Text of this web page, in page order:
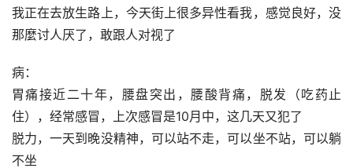
我正在去放生路上，今天街上很多异性看我，感觉良好，没
那麼讨人厌了，敢跟人对视了
病：
胃痛接近二十年，腰盘突出，腰酸背痛，脱发（吃药止
住），经常感冒，上次感冒是10月中，这几天又犯了
脱力，一天到晚没精神，可以站不走，可以坐不站，可以躺
不坐